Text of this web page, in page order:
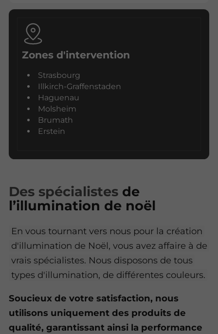
Zones d'intervention
Strasbourg
Illkirch-Graffenstaden
Haguenau
Molsheim
Brumath
Erstein
Des spécialistes de
l’illumination de noël
En vous tournant vers nous pour la création
d'illumination de Noël, vous avez affaire à de
vrais spécialistes. Nous disposons de tous
types d'illumination, de différentes couleurs.
Soucieux de votre satisfaction, nous
utilisons uniquement des produits de
qualité, garantissant ainsi la performance